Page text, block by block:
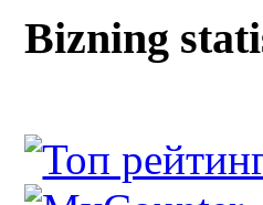
Bizning